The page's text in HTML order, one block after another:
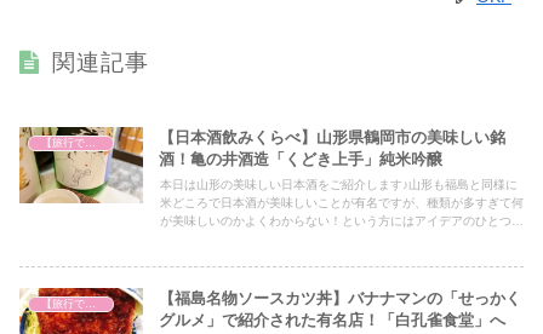
関連記事
【旅行で心を癒そう】
【日本酒飲みくらべ】山形県鶴岡市の美味しい銘
酒！亀の井酒造「くどき上手」純米吟醸
本日は山形の美味しい日本酒をご紹介します♪山形も福島と同様に
米どころで日本酒が美味しいことが有名ですが、種類が多すぎて何
が美味しいのかよくわからない！という方にはアイデアのひとつと
【旅行で心を癒そう】
【福島名物ソースカツ丼】バナナマンの「せっかく
グルメ」で紹介された有名店！「白孔雀食堂」へ